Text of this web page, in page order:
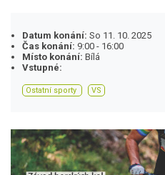
Datum konání: So 11. 10. 2025
Čas konání: 9:00 - 16:00
Místo konání: Bílá
Vstupné:
Ostatní sporty VS